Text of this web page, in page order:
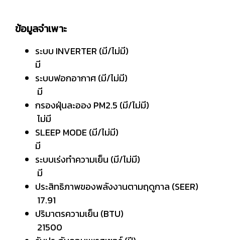
ข้อมูลจำเพาะ
ระบบ INVERTER (มี/ไม่มี)
มี
ระบบฟอกอากาศ (มี/ไม่มี)
มี
กรองฝุ่นละออง PM2.5 (มี/ไม่มี)
ไม่มี
SLEEP MODE (มี/ไม่มี)
มี
ระบบเร่งทำความเย็น (มี/ไม่มี)
มี
ประสิทธิภาพของพลังงานตามฤดูกาล (SEER)
17.91
ปริมาตรความเย็น (BTU)
21500